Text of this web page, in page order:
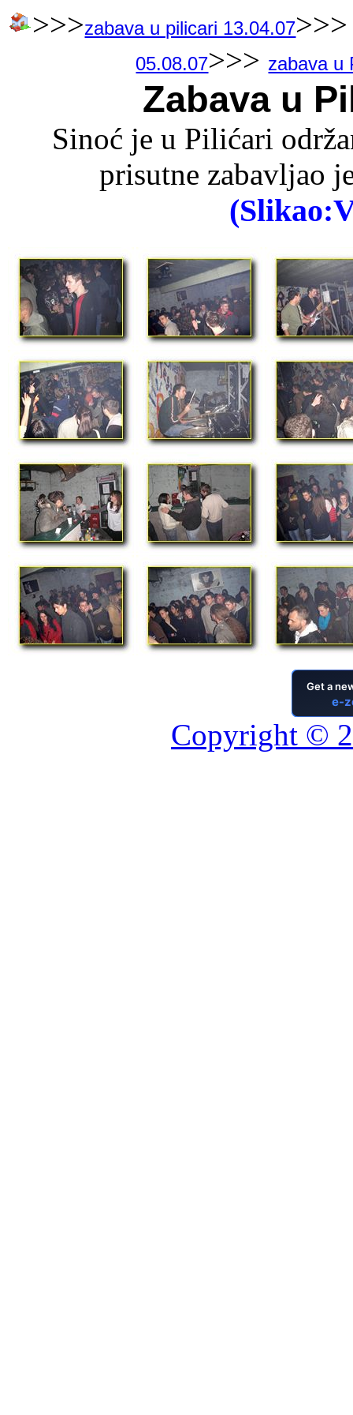
>>>zabava u pilicari 13.04.07
05.08.07>>> zabava u
Zabava u
Sinoć je u Pilićari
prisutne zabavljao
Copyright ©